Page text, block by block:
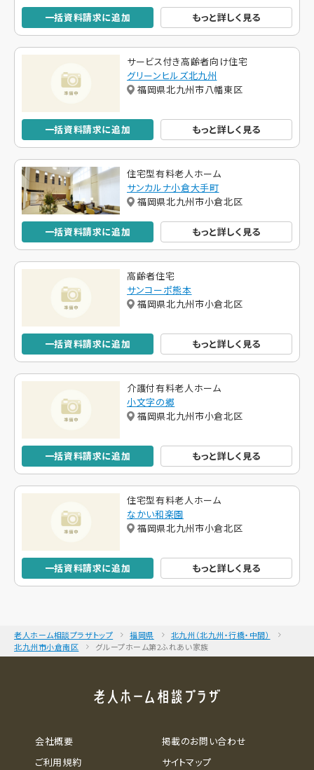
一括資料請求に追加 もっと詳しく見る
サービス付き高齢者向け住宅
グリーンヒルズ北九州
福岡県北九州市八幡東区
一括資料請求に追加 もっと詳しく見る
住宅型有料老人ホーム
サンカルナ小倉大手町
福岡県北九州市小倉北区
一括資料請求に追加 もっと詳しく見る
高齢者住宅
サンコーポ熊本
福岡県北九州市小倉北区
一括資料請求に追加 もっと詳しく見る
介護付有料老人ホーム
小文字の郷
福岡県北九州市小倉北区
一括資料請求に追加 もっと詳しく見る
住宅型有料老人ホーム
なかい和楽園
福岡県北九州市小倉北区
一括資料請求に追加 もっと詳しく見る
老人ホーム相談プラザトップ 福岡県
北九州（北九州・行橋・中間）
北九州市小倉南区
グループホーム第2ふれあい家族
会社概要
ご利用規約
掲載のお問い合わせ
サイトマップ